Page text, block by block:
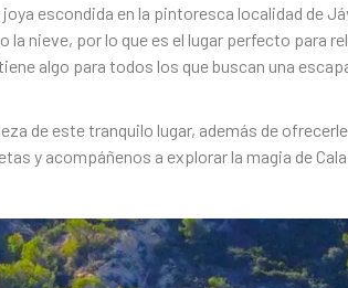
escondida en la pintoresca localidad de
nieve, por lo que es el lugar perfecto para
algo para todos los que buscan una
de este tranquilo lugar, además de ofrecerle
y acompáñenos a explorar la magia de